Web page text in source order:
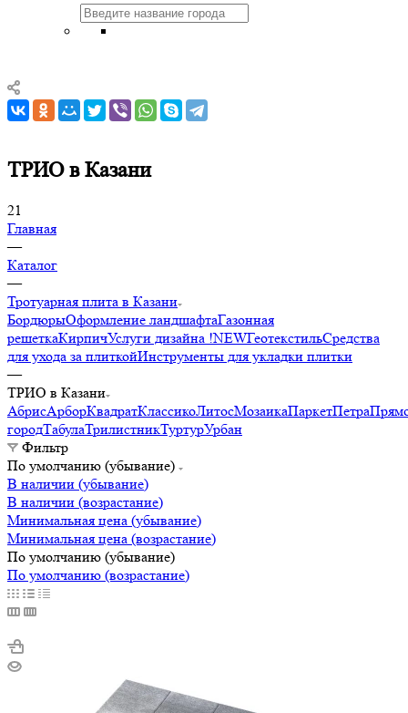
ТРИО в Казани
21
Главная
—
Каталог
—
Тротуарная плита в Казани
БордюрыОформление ландшафтаГазонная
решеткаКирпичУслуги дизайна !NEWГеотекстильСредства
для ухода за плиткойИнструменты для укладки плитки
—
ТРИО в Казани
АбрисАрборКвадратКлассикоЛитосМозаикаПаркетПетра
городТабулаТрилистникТуртурУрбан
Фильтр
По умолчанию (убывание)
В наличии (убывание)
В наличии (возрастание)
Минимальная цена (убывание)
Минимальная цена (возрастание)
По умолчанию (убывание)
По умолчанию (возрастание)